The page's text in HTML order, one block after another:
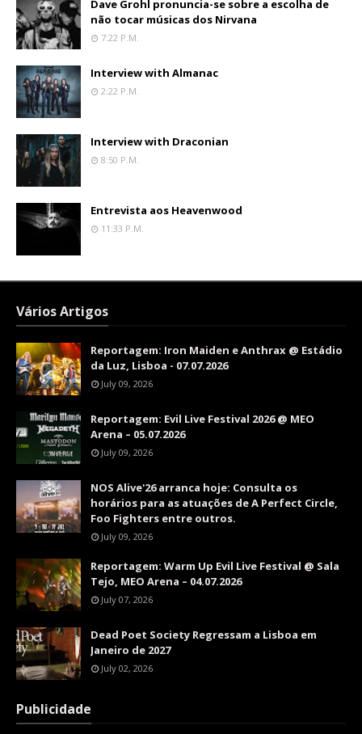
Dave Grohl pronuncia-se sobre a escolha de
não tocar músicas dos Nirvana
7:22 P.m.
Interview with Almanac
2:22 P.m.
Interview with Draconian
8:50 P.m.
Entrevista aos Heavenwood
11:33 P.m.
Vários Artigos
Reportagem: Iron Maiden e Anthrax @ Estádio
da Luz, Lisboa - 07.07.2026
July 09, 2026
Reportagem: Evil Live Festival 2026 @ MEO
Arena – 05.07.2026
July 09, 2026
NOS Alive'26 arranca hoje: Consulta os
horários para as atuações de A Perfect Circle,
Foo Fighters entre outros.
July 09, 2026
Reportagem: Warm Up Evil Live Festival @ Sala
Tejo, MEO Arena – 04.07.2026
July 07, 2026
Dead Poet Society Regressam a Lisboa em
Janeiro de 2027
July 02, 2026
Publicidade